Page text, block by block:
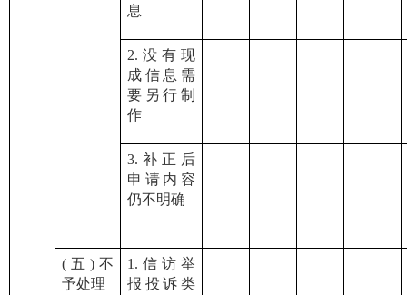
息
2.没有现
成信息需
要另行制
作
3.补正后
申请内容
仍不明确
(五)不
予处理
1.信访举
报投诉类